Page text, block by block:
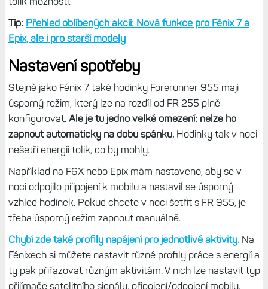
Tip: Přehled oblíbených akcií: Nová funkce pro Fénix 7 a
Epix, ale i pro starší modely
Nastavení spotřeby
Stejně jako Fénix 7 také hodinky Forerunner 955 mají
úsporný režim, který lze na rozdíl od FR 255 plně
konfigurovat. Ale je tu jedno velké omezení: nelze ho
zapnout automaticky na dobu spánku.Hodinky tak v noci
nešetří energii tolik, co by mohly.
Například na F6X nebo Epix mám nastaveno, aby se v
noci odpojilo připojení k mobilu a nastavil se úsporný
vzhled hodinek. Pokud chcete v noci šetřit s FR 955, je
třeba úsporný režim zapnout manuálně.
Chybí zde také profily napájení pro jednotlivé aktivity.Na
Fénixech si můžete nastavit různé profily práce s energií a
ty pak přiřazovat různým aktivitám. V nich lze nastavit typ
přijímače satelitního signálu, připojení/odpojení mobilu,